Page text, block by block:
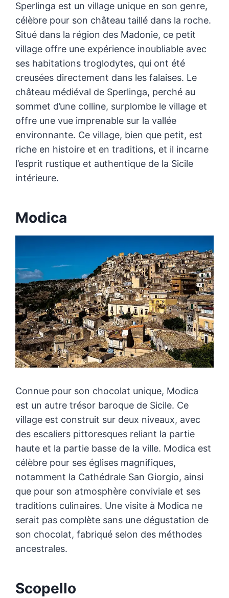
Sperlinga est un village unique en son genre,
célèbre pour son château taillé dans la roche.
Situé dans la région des Madonie, ce petit
village offre une expérience inoubliable avec
ses habitations troglodytes, qui ont été
creusées directement dans les falaises. Le
château médiéval de Sperlinga, perché au
sommet d’une colline, surplombe le village et
offre une vue imprenable sur la vallée
environnante. Ce village, bien que petit, est
riche en histoire et en traditions, et il incarne
l’esprit rustique et authentique de la Sicile
intérieure.
Modica
Connue pour son chocolat unique, Modica
est un autre trésor baroque de Sicile. Ce
village est construit sur deux niveaux, avec
des escaliers pittoresques reliant la partie
haute et la partie basse de la ville. Modica est
célèbre pour ses églises magnifiques,
notamment la Cathédrale San Giorgio, ainsi
que pour son atmosphère conviviale et ses
traditions culinaires. Une visite à Modica ne
serait pas complète sans une dégustation de
son chocolat, fabriqué selon des méthodes
ancestrales.
Scopello